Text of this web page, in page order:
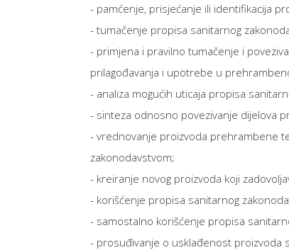
- pamćenje, prisjećanje ili identifikacija
- tumačenje propisa sanitarnog
- primjena i pravilno tumačenje i
prilagođavanja i upotrebe u
- analiza mogućih uticaja propisa
- sinteza odnosno povezivanje dijelova
- vrednovanje proizvoda prehrambene
zakonodavstvom;
- kreiranje novog proizvoda koji
- korišćenje propisa sanitarnog
- samostalno korišćenje propisa
- prosuđivanje o usklađenost proizvoda